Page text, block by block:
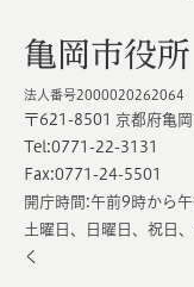
亀岡市役所
法人番号2000020262064
〒621-8501 京都府亀
Tel:0771-22-3131
Fax:0771-24-5501
開庁時間:午前9時から
土曜日、日曜日、祝日
く